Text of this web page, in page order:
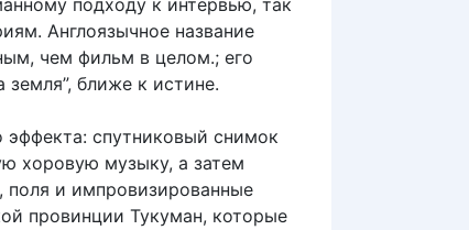
подходу к интервью, так
Англоязычное название
чем фильм в целом.; его
земля”, ближе к истине.
эффекта: спутниковый снимок
хоровую музыку, а затем
и импровизированные
провинции Тукуман, которые